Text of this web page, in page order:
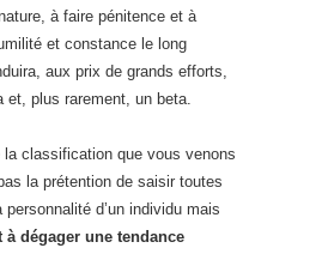
à faire pénitence et à
et constance le long
aux prix de grands efforts,
et, plus rarement, un beta.
la classification que vous venons
la prétention de saisir toutes
personnalité d’un individu mais
dégager une tendance